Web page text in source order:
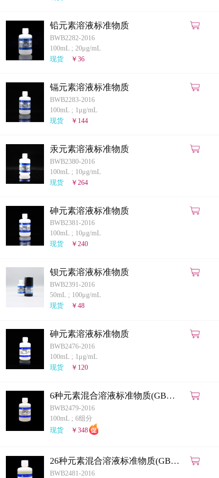
铅元素溶液标准物质
BWB2282-2016
100mL ; 20μg/mL
现货
￥36
镉元素溶液标准物质
BWB2283-2016
100mL ; 1μg/mL
现货
￥144
汞元素溶液标准物质
BWB2380-2016
100mL ; 10μg/mL
现货
￥264
砷元素溶液标准物质
BWB2381-2016
100mL ; 10μg/mL
现货
￥240
钡元素溶液标准物质
BWB2391-2016
50mL ; 100μg/mL
现货
￥48
砷元素溶液标准物质
BWB2476-2016
100mL ; 1μg/mL
现货
￥120
6种元素混合溶液标准物质(GB
5009.268-2025)(ICP-MS法)
BWB2479-2016
100mL ; 6组分
现货
￥348
26种元素混合溶液标准物质(GB
5009.268-2025)(ICP-MS法)
BWB2481-2016